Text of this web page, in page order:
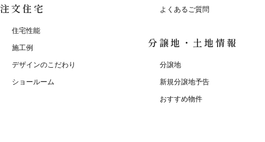
注文住宅
住宅性能
施工例
デザインのこだわり
ショールーム
よくあるご質問
分譲地・土地情報
分譲地
新規分譲地予告
おすすめ物件